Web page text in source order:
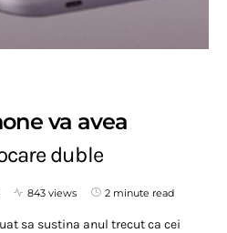
va avea
duble
843 views 2 minute read
sa sustina anul trecut ca cei